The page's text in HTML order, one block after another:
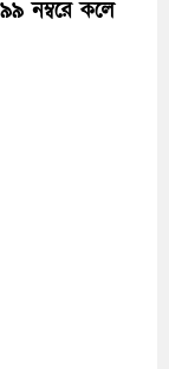
নম্বরে কলে